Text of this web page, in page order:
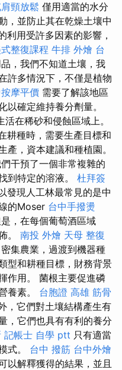
頸放鬆 僅用適當的水分
，並防止其在乾燥土壤中
利用受許多因素的影響，
整復課程 牛排 外燴 台
，我們不知道土壤，我
許多情況下，不僅是植物
摩平價 需要了解該地區
以確定維持養分劑量。
在稀砂和侵蝕區域上。
耕種時，需要生產目標和
，資本建議和種植園。
干預了一個非常複雜的
到特定的溶液。 杜拜簽
發現人工林最常見的是中
的Moser 台中手撥燙
，在每個葡萄酒區域
。 南投 外燴 天母 整復
集農業，過渡到機器種
型和耕種目標，財務背景
作用。 菌根主要促進磷
養素。 台胞證 高雄 筋骨
，它們對土壤結構產生有
，它們也具有有利的養分
記帳士 自學 ptt 只有適當
式。 台中 撥筋 台中外燴
以解釋獲得的結果，並且